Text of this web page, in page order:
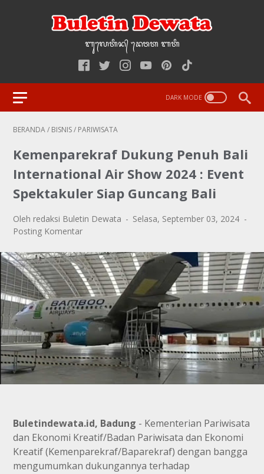
ᬩᬸ᭢ᬮᬢᬶᬦ᭄‌ ᭢ᬤᬯᬢ‌‌‌ ᬩᬢᬶ
BERANDA/ BISNIS/ PARIWISATA
Kemenparekraf Dukung Penuh Bali
International Air Show 2024 : Event
Spektakuler Siap Guncang Bali
Oleh redaksi Buletin Dewata
Selasa, September 03, 2024
Posting Komentar
Buletindewata.id, Badung - Kementerian Pariwisata
dan Ekonomi Kreatif/Badan Pariwisata dan Ekonomi
Kreatif (Kemenparekraf/Baparekraf) dengan bangga
mengumumkan dukungannya terhadap